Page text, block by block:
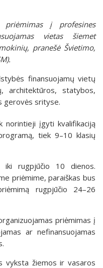
priėmimas į profesines
vietas šiemet
pranešė Švietimo,
finansuojamų vietų
architektūros, statybos,
gerovės srityse.
norintieji įgyti kvalifikaciją
tiek 9–10 klasių
iki rugpjūčio 10 dienos.
priėmime, paraiškas bus
rugpjūčio 24–26
priėmimas į
ar nefinansuojamas
vyksta žiemos ir vasaros